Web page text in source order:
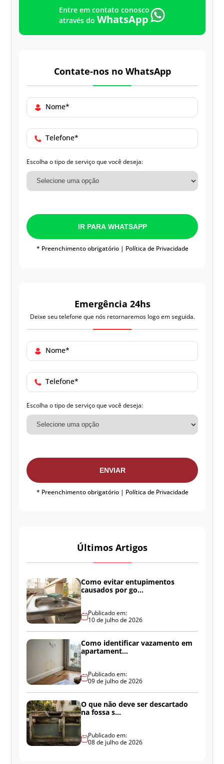
Entre em contato conosco
através do WhatsApp
Contate-nos no WhatsApp
Nome*
Telefone*
Escolha o tipo de serviço que você deseja:
IR PARA WHATSAPP
* Preenchimento obrigatório | Política de Privacidade
Emergência 24hs
Deixe seu telefone que nós retornaremos logo em seguida.
Nome*
Telefone*
Escolha o tipo de serviço que você deseja:
ENVIAR
* Preenchimento obrigatório | Política de Privacidade
Últimos Artigos
Como evitar entupimentos
causados por go...
Publicado em:
10 de julho de 2026
Como identificar vazamento em
apartament...
Publicado em:
09 de julho de 2026
O que não deve ser descartado
na fossa s...
Publicado em:
08 de julho de 2026